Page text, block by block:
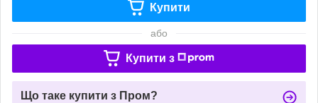
Купити
або
Купити з
Що таке купити з Пром?